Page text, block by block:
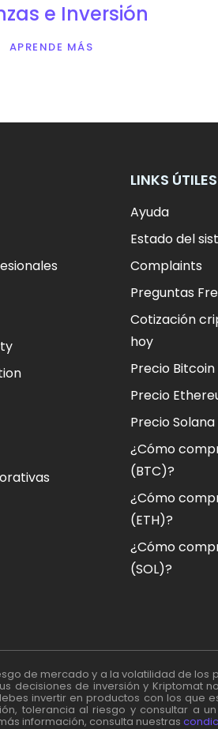
e Inversión
APRENDE MÁS
LINKS ÚTILES
Ayuda
Estado del
Complaints
Preguntas
Cotización
hoy
Precio
Precio
Precio
¿Cómo
(BTC)?
¿Cómo
(ETH)?
¿Cómo
(SOL)?
de mercado y a la volatilidad de los
de inversión y Kriptomat
invertir en productos con los que
tolerancia al riesgo y consultar a
información, consulta nuestras